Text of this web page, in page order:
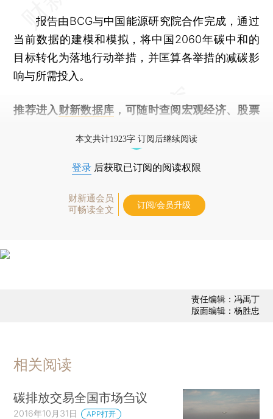
报告由BCG与中国能源研究院合作完成，通过
当前数据的建模和模拟，将中国2060年碳中和的
目标转化为落地行动举措，并匡算各举措的减碳影
响与所需投入。
推荐进入 财新数据库 ，可随时查阅宏观经济、股票
本文共计1923字 订阅后继续阅读
登录 后获取已订阅的阅读权限
财新通会员
可畅读全文
订阅/会员升级
责任编辑：冯禹丁
版面编辑：杨胜忠
相关阅读
碳排放交易全国市场刍议
2016年10月31日 APP打开